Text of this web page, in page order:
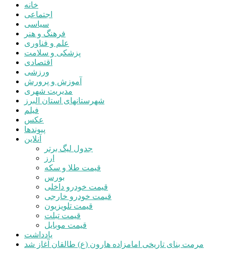
خانه
اجتماعی
سیاسی
فرهنگ و هنر
علم و فناوری
پزشکی و سلامت
اقتصادی
ورزشی
آموزش و پرورش
مدیریت شهری
شهرستانهای استان البرز
فیلم
عکس
پیوندها
آنلاین
جدول لیگ برتر
ارز
قیمت طلا و سکه
بورس
قیمت خودرو داخلی
قیمت خودرو خارجی
قیمت تلویزیون
قیمت تبلت
قیمت موبایل
یادداشت
مرمت بنای تاریخی امامزاده هارون (ع) طالقان آغاز شد